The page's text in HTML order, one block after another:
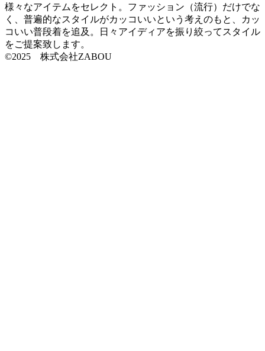
様々なアイテムをセレクト。ファッション（流行）だけでな
く、普遍的なスタイルがカッコいいという考えのもと、カッ
コいい普段着を追及。日々アイディアを振り絞ってスタイル
をご提案致します。
©2025 株式会社ZABOU